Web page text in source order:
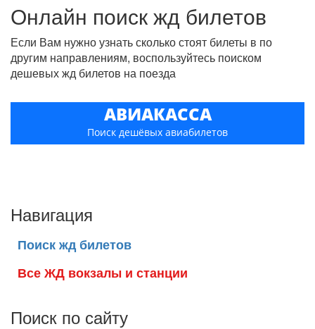
Онлайн поиск жд билетов
Если Вам нужно узнать сколько стоят билеты в по
другим направлениям, воспользуйтесь поиском
дешевых жд билетов на поезда
АВИАКАССА
Поиск дешёвых авиабилетов
Навигация
Поиск жд билетов
Все ЖД вокзалы и станции
Поиск по сайту